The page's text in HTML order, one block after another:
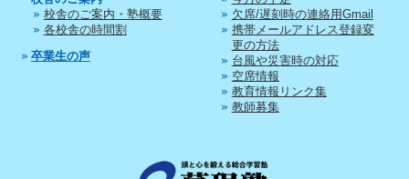
校舎のご案内・塾概要
各校舎の時間割
卒業生の声
欠席/遅刻時の連絡用Gmail
携帯メールアドレス登録変
更の方法
台風や災害時の対応
空席情報
教育情報リンク集
教師募集